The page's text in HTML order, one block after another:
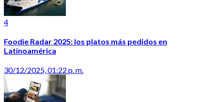
4
Foodie Radar 2025: los platos más pedidos en
Latinoamérica
30/12/2025, 01:22 p. m.